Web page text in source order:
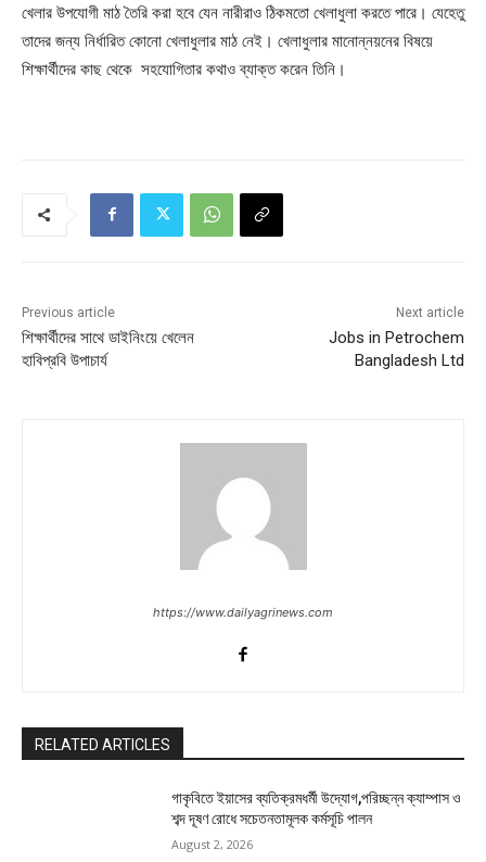
খেলার উপযোগী মাঠ তৈরি করা হবে যেন নারীরাও ঠিকমতো খেলাধুলা করতে পারে। যেহেতু
তাদের জন্য নির্ধারিত কোনো খেলাধুলার মাঠ নেই। খেলাধুলার মানোন্নয়নের বিষয়ে
শিক্ষার্থীদের কাছ থেকে সহযোগিতার কথাও ব্যাক্ত করেন তিনি।
Previous article
শিক্ষার্থীদের সাথে ডাইনিংয়ে খেলেন
হাবিপ্রবি উপাচার্য
Next article
Jobs in Petrochem
Bangladesh Ltd
https://www.dailyagrinews.com
RELATED ARTICLES
গাকৃবিতে ইয়াসের ব্যতিক্রমধর্মী উদ্যোগ,পরিচ্ছন্ন ক্যাম্পাস ও
শব্দ দূষণ রোধে সচেতনতামূলক কর্মসূচি পালন
August 2, 2026